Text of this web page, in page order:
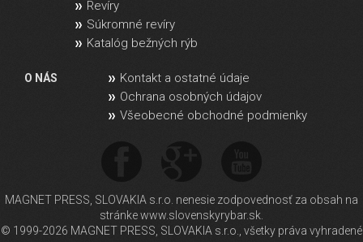
Revíry
Súkromné revíry
Katalóg bežných rýb
O NÁS
Kontakt a ostatné údaje
Ochrana osobných údajov
Všeobecné obchodné podmienky
MAGNET PRESS, SLOVAKIA s.r.o. nenesie zodpovednosť za obsah na
stránke www.slovenskyrybar.sk.
© 1999-2026 MAGNET PRESS, SLOVAKIA s.r.o., všetky práva vyhradené